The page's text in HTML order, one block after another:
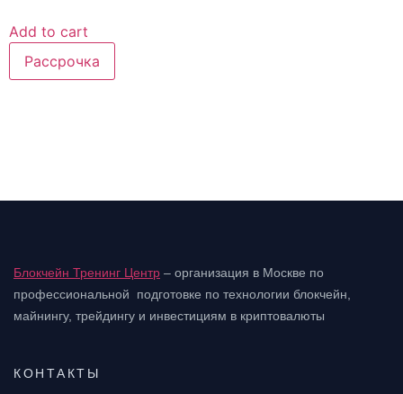
Add to cart
Блокчейн Тренинг Центр – организация в Москве по
профессиональной подготовке по технологии блокчейн,
майнингу, трейдингу и инвестициям в криптовалюты
КОНТАКТЫ